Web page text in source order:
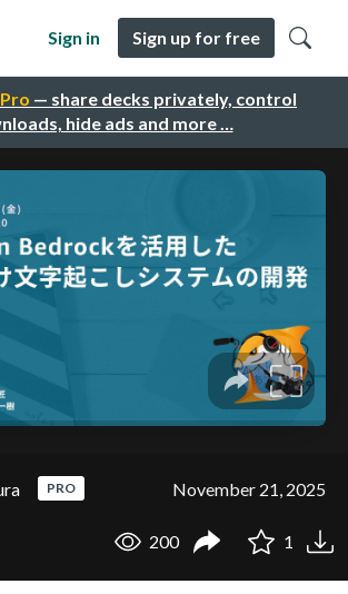
— share decks privately, control
hide ads and more …
Sign in Sign up for free
PRO November 21, 2025
200 1